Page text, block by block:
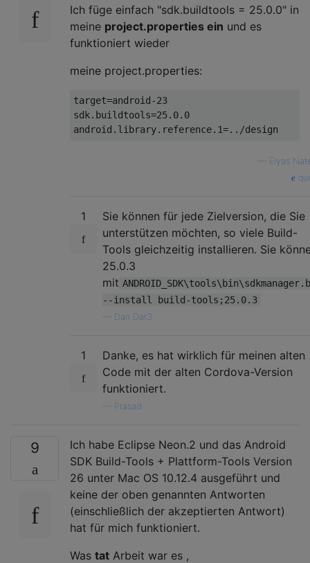
Ich füge einfach "sdk.buildtools = 25.0.0" in
meine project.properties ein und es
funktioniert wieder
meine project.properties:
target=android-23
sdk.buildtools=25.0. 0
android.library.reference.1
Elyas
1
Sie können für jede Zielversion, die Sie
unterstützen möchten, so viele Build-
Tools gleichzeitig installieren. Sie
25.0.3
mit
--install build-tools;25.0.3
Dan Dar3
1
Danke, es hat wirklich für meinen alten
Code mit der alten Cordova-Version
funktioniert.
Prasad
9
Ich habe Eclipse Neon.2 und das Android
SDK Build-Tools + Plattform-Tools Version
26 unter Mac OS 10.12.4 ausgeführt und
keine der oben genannten Antworten
(einschließlich der akzeptierten Antwort)
hat für mich funktioniert.
Was tat Arbeit war es ,